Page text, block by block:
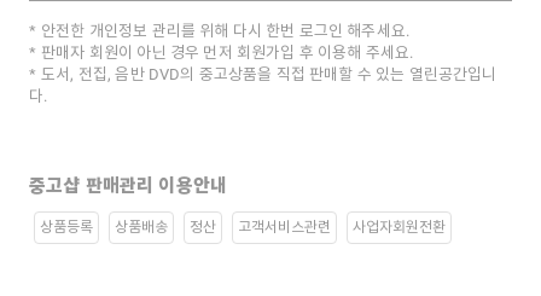
안전한 개인정보 관리를 위해 다시 한번 로그인 해주세요.
판매자 회원이 아닌 경우 먼저 회원가입 후 이용해 주세요.
도서, 전집, 음반 DVD의 중고상품을 직접 판매할 수 있는 열린공간입니
다.
중고샵 판매관리 이용안내
상품등록 상품배송 정산 고객서비스관련 사업자회원전환